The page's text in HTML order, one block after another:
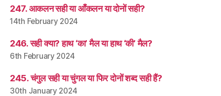
247. आकलन सही या आँकलन या दोनों सही?
14th February 2024
246. सही क्या? हाथ ‘का’ मैल या हाथ ‘की’ मैल?
6th February 2024
245. चंगुल सही या चुंगल या फिर दोनों शब्द सही हैं?
30th January 2024